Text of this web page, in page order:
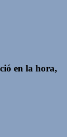
en la hora,